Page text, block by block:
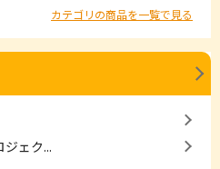
カテゴリの商品を一覧で見る
ェク...